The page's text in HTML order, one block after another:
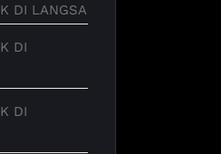
DI LANGSA
DI
DI